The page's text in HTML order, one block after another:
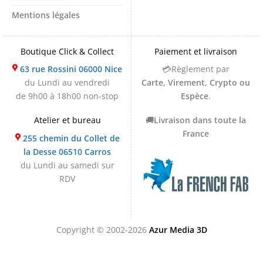
Mentions légales
Boutique Click & Collect
63 rue Rossini 06000 Nice
du Lundi au vendredi
de 9h00 à 18h00 non-stop
Atelier et bureau
255 chemin du Collet de
la Desse 06510 Carros
du Lundi au samedi sur
RDV
Paiement et livraison
💳Règlement par
Carte, Virement, Crypto ou
Espèce.
🚚Livraison dans toute la
France
Copyright © 2002-2026 Azur Media 3D